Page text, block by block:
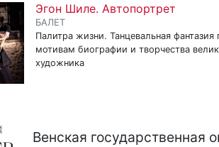
Эгон Шиле. Автопортрет
БАЛЕТ
Палитра жизни. Танцевальная фантазия
мотивам биографии и творчества
художника
Венская государственная